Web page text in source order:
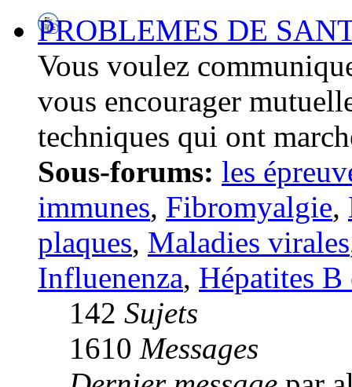
PROBLEMES DE
Vous voulez
vous encourager
techniques qui ont
Sous-forums: les
immunes, Fibromyalgie,
plaques, Maladies virales
Influenenza, Hépatites B
142 Sujets
1610 Messages